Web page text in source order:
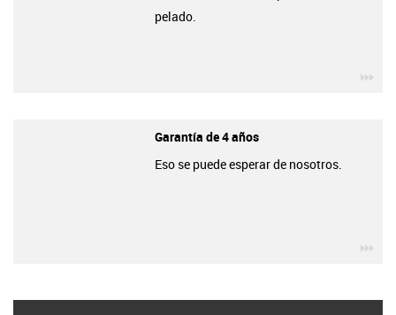
pelado.
Garantía de 4 años
Eso se puede esperar de nosotros.